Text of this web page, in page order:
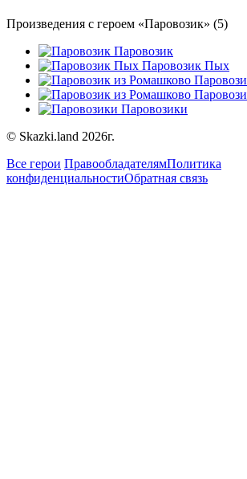
Произведения с героем «Паровозик» (5)
Паровозик
Паровозик Пых
Паровозики
© Skazki.land 2026г.
Все герои ПравообладателямПолитика
конфиденциальностиОбратная связь